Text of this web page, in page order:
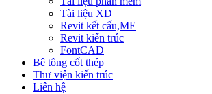
Tài liệu XD
Revit kết cấu,ME
Revit kiến trúc
FontCAD
Bê tông cốt thép
Thư viện kiến trúc
Liên hệ